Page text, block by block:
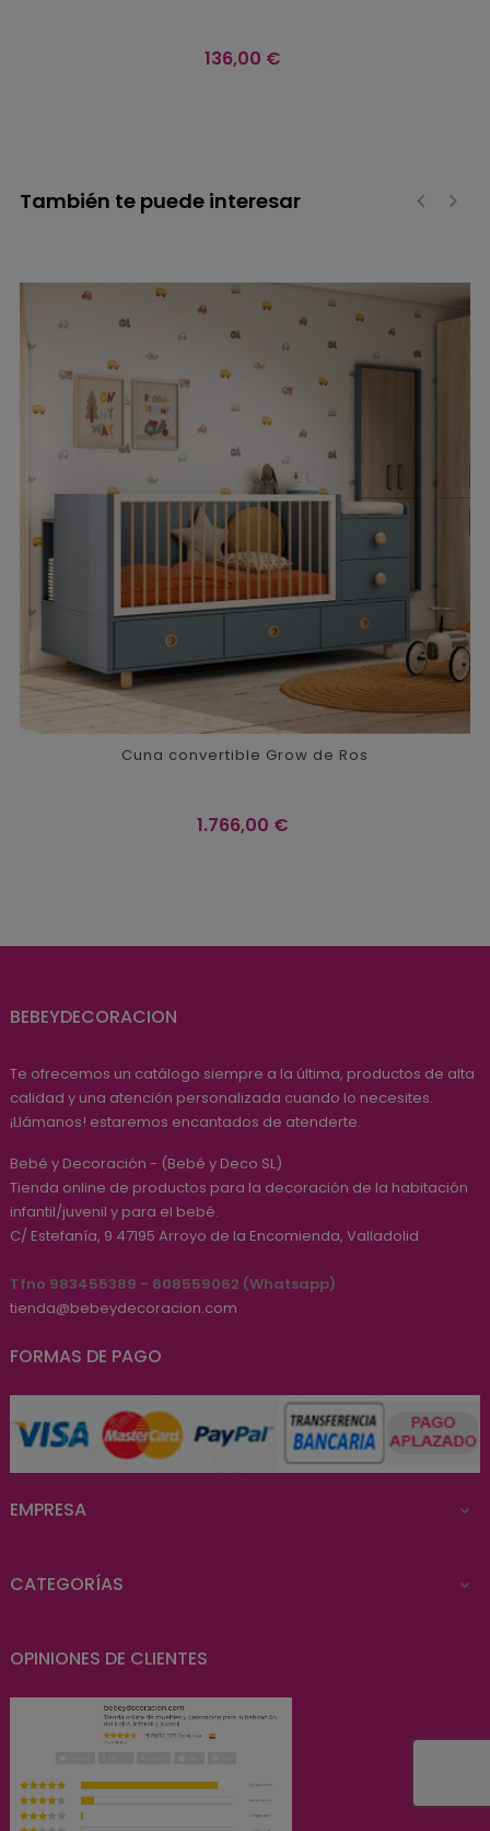
Precio
136,00 €
También te puede interesar
Cuna convertible Grow de Ros
Precio
1.766,00 €
BEBEYDECORACION
Te ofrecemos un catálogo siempre a la última, productos de alta
calidad y una atención personalizada cuando lo necesites.
¡Llámanos! estaremos encantados de atenderte.
Bebé y Decoración - (Bebé y Deco SL)
Tienda online de productos para la decoración de la habitación
infantil/juvenil y para el bebé.
C/ Estefanía, 9 47195 Arroyo de la Encomienda, Valladolid
Tfno 983455389 - 608559062 (Whatsapp)
tienda@bebeydecoracion.com
FORMAS DE PAGO
EMPRESA 
CATEGORÍAS 
OPINIONES DE CLIENTES